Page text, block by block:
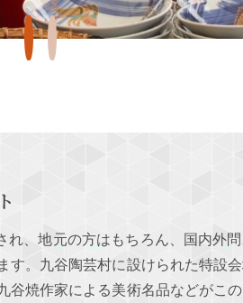
、地元の方はもちろん、国内外
。九谷陶芸村に設けられた特設会
谷焼作家による美術名品などがこ